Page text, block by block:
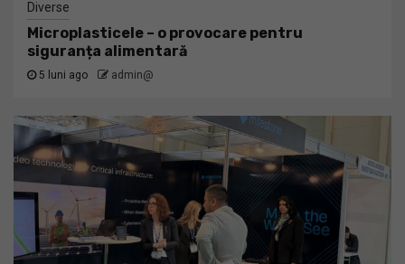
Diverse
Microplasticele – o provocare pentru
siguranța alimentară
5 luni ago admin@